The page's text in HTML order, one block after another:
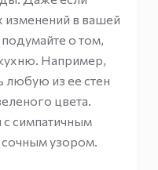
изменений в вашей
о том,
Например,
любую из ее стен
цвета.
симпатичным
узором.